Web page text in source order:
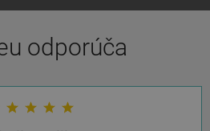
odporúča